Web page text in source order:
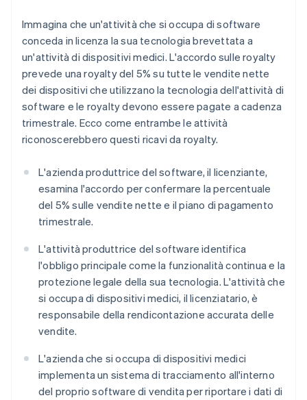
Immagina che un'attività che si occupa di software
conceda in licenza la sua tecnologia brevettata a
un'attività di dispositivi medici. L'accordo sulle royalty
prevede una royalty del 5% su tutte le vendite nette
dei dispositivi che utilizzano la tecnologia dell'attività di
software e le royalty devono essere pagate a cadenza
trimestrale. Ecco come entrambe le attività
riconoscerebbero questi ricavi da royalty.
L'azienda produttrice del software, il licenziante,
esamina l'accordo per confermare la percentuale
del 5% sulle vendite nette e il piano di pagamento
trimestrale.
L'attività produttrice del software identifica
l'obbligo principale come la funzionalità continua e la
protezione legale della sua tecnologia. L'attività che
si occupa di dispositivi medici, il licenziatario, è
responsabile della rendicontazione accurata delle
vendite.
L'azienda che si occupa di dispositivi medici
implementa un sistema di tracciamento all'interno
del proprio software di vendita per riportare i dati di